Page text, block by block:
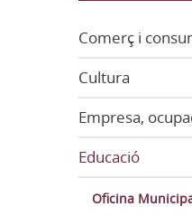
Comerç i
Cultura
Empresa,
Educació
Oficina